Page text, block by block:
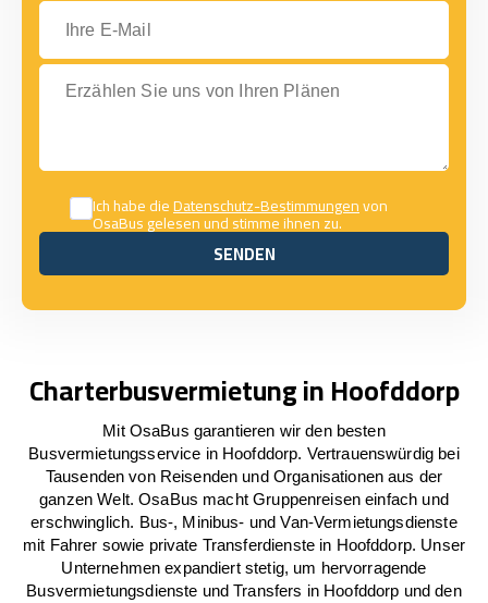
Ihre E-Mail
Erzählen Sie uns von Ihren Plänen
Ich habe dieDatenschutz-Bestimmungenvon
OsaBus gelesen und stimme ihnen zu.
SENDEN
SENDEN
Charterbusvermietung in Hoofddorp
Mit OsaBus garantieren wir den besten
Busvermietungsservice in Hoofddorp. Vertrauenswürdig bei
Tausenden von Reisenden und Organisationen aus der
ganzen Welt. OsaBus macht Gruppenreisen einfach und
erschwinglich. Bus-, Minibus- und Van-Vermietungsdienste
mit Fahrer sowie private Transferdienste in Hoofddorp. Unser
Unternehmen expandiert stetig, um hervorragende
Busvermietungsdienste und Transfers in Hoofddorp und den